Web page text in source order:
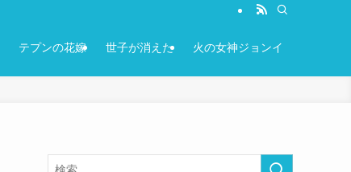
テプンの花嫁 世子が消えた 火の女神ジョンイ